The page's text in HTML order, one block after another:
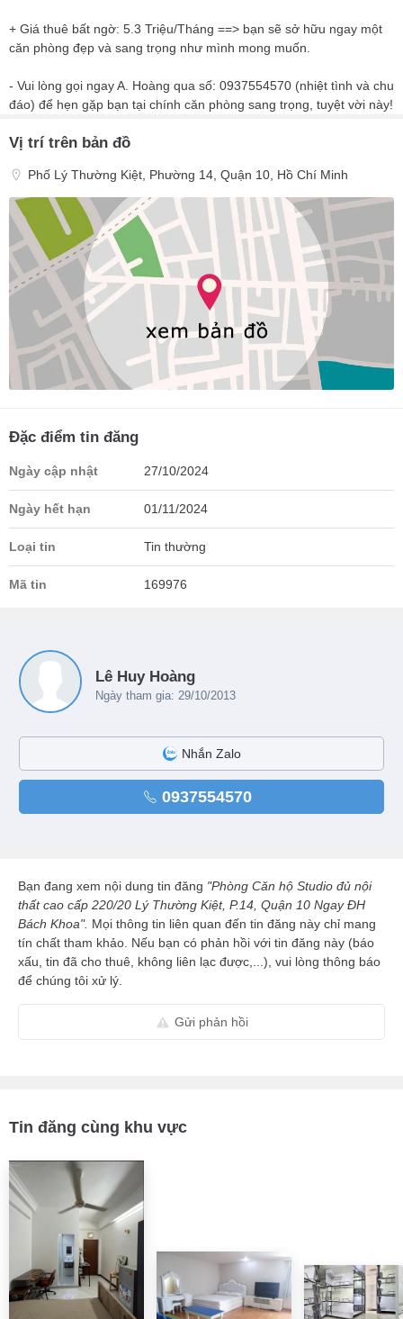
+ Giá thuê bất ngờ: 5.3 Triệu/Tháng ==> bạn sẽ sở hữu ngay một
căn phòng đẹp và sang trọng như mình mong muốn.
- Vui lòng gọi ngay A. Hoàng qua số: 0937554570 (nhiệt tình và chu
đáo) để hẹn gặp bạn tại chính căn phòng sang trọng, tuyệt vời này!
Vị trí trên bản đồ
Phố Lý Thường Kiệt, Phường 14, Quận 10, Hồ Chí Minh
Đặc điểm tin đăng
Ngày cập nhật 27/10/2024
Ngày hết hạn 01/11/2024
Loại tin Tin thường
Mã tin 169976
Lê Huy Hoàng
Ngày tham gia: 29/10/2013
Nhắn Zalo
0937554570
Bạn đang xem nội dung tin đăng "Phòng Căn hộ Studio đủ nội
thất cao cấp 220/20 Lý Thường Kiệt, P.14, Quận 10 Ngay ĐH
Bách Khoa". Mọi thông tin liên quan đến tin đăng này chỉ mang
tín chất tham khảo. Nếu bạn có phản hồi với tin đăng này (báo
xấu, tin đã cho thuê, không liên lạc được,...), vui lòng thông báo
để chúng tôi xử lý.
Gửi phản hồi
Tin đăng cùng khu vực